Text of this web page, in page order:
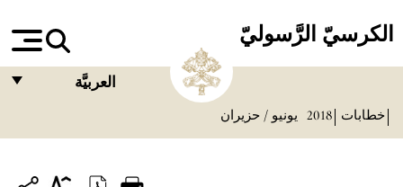
الكرسيّ الرَّسوليّ
العربيَّة
خطابات 2018 يونيو / حزيران